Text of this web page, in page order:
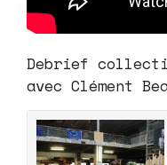
Debrief
avec Clément